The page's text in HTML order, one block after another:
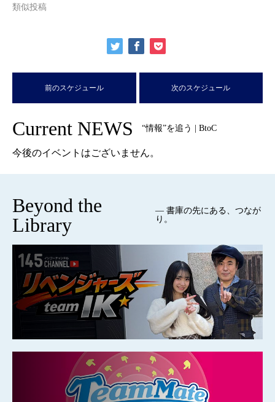
類似投稿
前のスケジュール 次のスケジュール
Current NEWS “情報”を追う | BtoC
今後のイベントはございません。
Beyond the
Library
— 書庫の先にある、つなが
り。